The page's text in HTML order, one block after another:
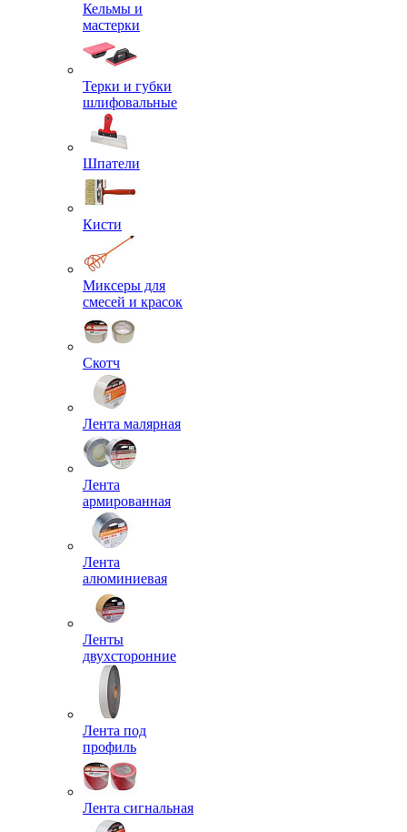
Кельмы и
мастерки
Терки и губки
шлифовальные
Шпатели
Кисти
Миксеры для
смесей и красок
Скотч
Лента малярная
Лента
армированная
Лента
алюминиевая
Ленты
двухсторонние
Лента под
профиль
Лента сигнальная